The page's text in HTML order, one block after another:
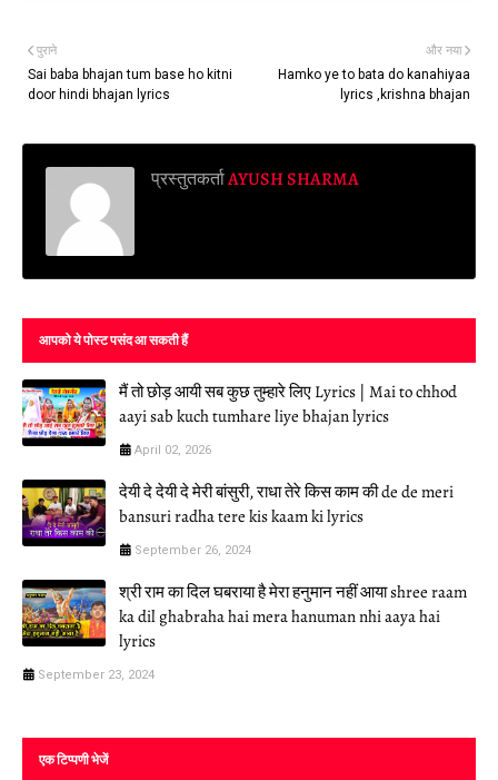
और नया
Hamko ye to bata do kanahiyaa
lyrics ,krishna bhajan
पुराने
Sai baba bhajan tum base ho kitni
door hindi bhajan lyrics
प्रस्तुतकर्ताAYUSH SHARMA
आपको ये पोस्ट पसंद आ सकती हैं
मैं तो छोड़ आयी सब कुछ तुम्हारे लिए Lyrics | Mai to chhod
aayi sab kuch tumhare liye bhajan lyrics
April 02, 2026
देयी दे देयी दे मेरी बांसुरी, राधा तेरे किस काम की de de meri
bansuri radha tere kis kaam ki lyrics
September 26, 2024
श्री राम का दिल घबराया है मेरा हनुमान नहीं आया shree raam
ka dil ghabraha hai mera hanuman nhi aaya hai
lyrics
September 23, 2024
एक टिप्पणी भेजें